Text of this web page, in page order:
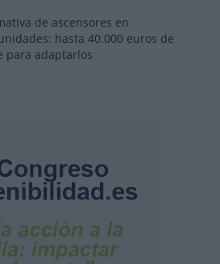
de ascensores en
hasta 40.000 euros de
para adaptarlos